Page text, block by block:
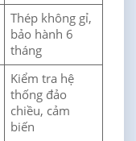
Thép không gỉ,
bảo hành 6
tháng
Kiểm tra hệ
thống đảo
chiều, cảm
biến